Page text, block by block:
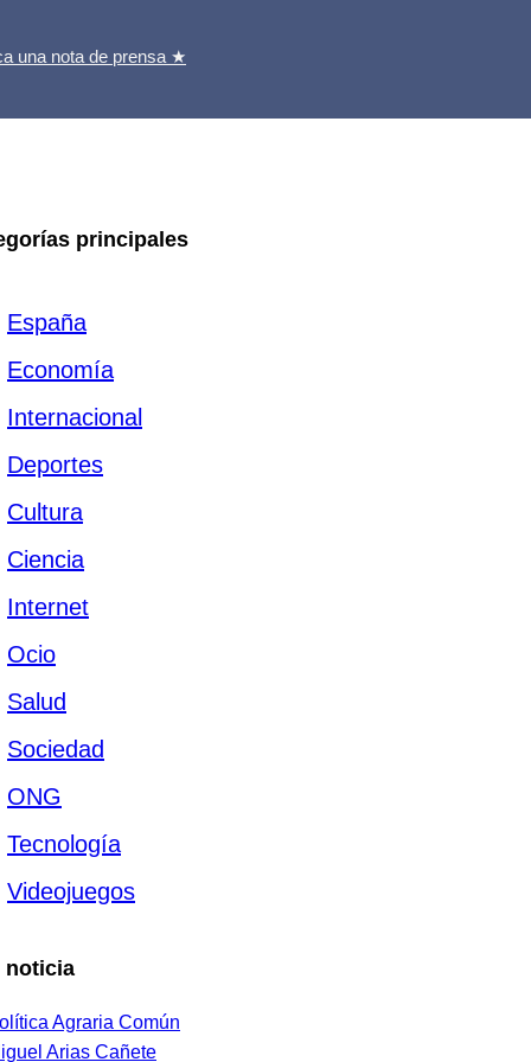
una nota de prensa ★
principales
España
Economía
Internacional
Deportes
Cultura
Ciencia
Internet
Ocio
Salud
Sociedad
ONG
Tecnología
Videojuegos
noticia
Agraria Común
Arias Cañete